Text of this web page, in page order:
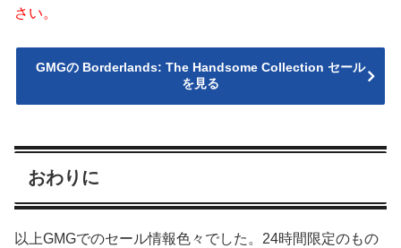
さい。
GMGの Borderlands: The Handsome Collection セール
を見る
おわりに
以上GMGでのセール情報色々でした。24時間限定のもの